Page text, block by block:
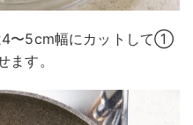
〜5cm幅にカットして①
ます。